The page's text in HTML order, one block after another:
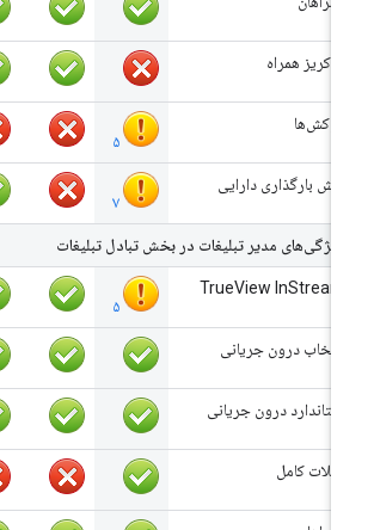
خاکریز همراه
روکش‌ها
۵
پیش بارگذاری دارایی
۷
ویژگی‌های مدیر تبلیغات در بخش تبادل تبلیغات
TrueView InStream
۵
انتخاب درون جریانی
استاندارد درون جریانی
اسلات کامل